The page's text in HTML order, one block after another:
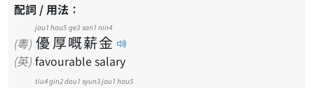
配詞 / 用法：
(粵) 優
jau1
厚
hau5
嘅
ge3
薪
san1
金
nin4
(英) favourable salary
tiu4gin2dou1 syun3jau1 hau5